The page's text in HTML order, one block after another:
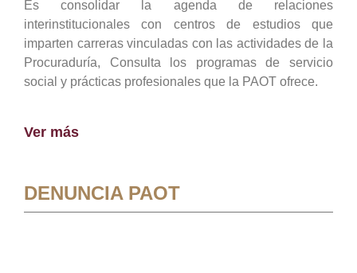
Es consolidar la agenda de relaciones
interinstitucionales con centros de estudios que
imparten carreras vinculadas con las actividades de la
Procuraduría, Consulta los programas de servicio
social y prácticas profesionales que la PAOT ofrece.
Ver más
DENUNCIA PAOT